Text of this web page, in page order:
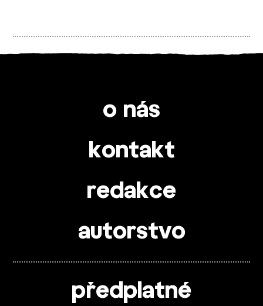
o nás
kontakt
redakce
autorstvo
předplatné